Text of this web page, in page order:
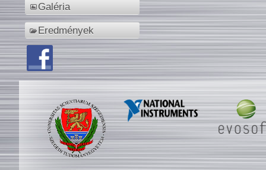
Galéria
Eredmények